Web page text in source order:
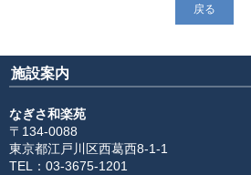
戻る
施設案内
なぎさ和楽苑
〒134-0088
東京都江戸川区西葛西8-1-1
TEL：03-3675-1201